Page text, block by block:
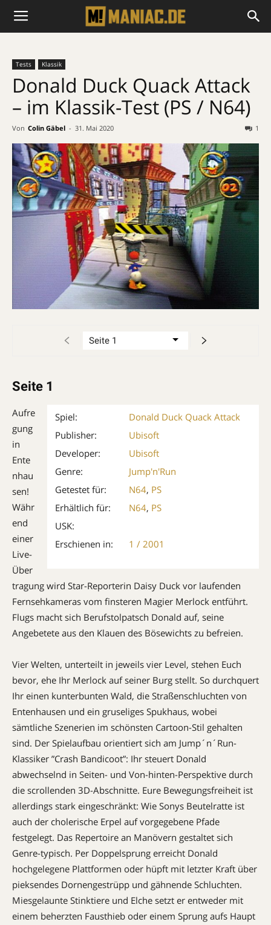
Tests Klassik
Donald Duck Quack Attack
– im Klassik-Test (PS / N64)
Von Colin Gäbel - 31. Mai 2020 1
Seite 1
Spiel:
Donald Duck Quack Attack
Publisher:
Ubisoft
Developer:
Ubisoft
Genre:
Jump'n'Run
Getestet für:
N64, PS
Erhältlich für:
N64, PS
USK:
Erschienen in:
1 / 2001
Aufre
gung
in
Ente
nhau
sen!
Währ
end
einer
Live-
Über
tragung wird Star-Repor­terin Daisy Duck vor laufenden
Fernsehkameras vom finsteren Magier Merlock entführt.
Flugs macht sich Berufs­tol­patsch Donald auf, seine
Angebetete aus den Klauen des Bösewichts zu befreien.
Vier Welten, unterteilt in jeweils vier Level, stehen Euch
bevor, ehe Ihr Mer­lock auf seiner Burg stellt. So durchquert
Ihr einen kunterbunten Wald, die Stra­ßenschluchten von
Entenhausen und ein gruseliges Spukhaus, wobei
sämtliche Szene­rien im schönsten Cartoon-Stil gehalten
sind. Der Spielaufbau orientiert sich am Jump´n´Run-
Klassiker ”Crash Bandi­coot”: Ihr steuert Donald
abwechselnd in Seiten- und Von-hinten-Perspektive durch
die scrollenden 3D-Abschnitte. Eure Be­we­gungs­freiheit ist
allerdings stark eingeschränkt: Wie Sonys Beutelratte ist
auch der cholerische Erpel auf vorgegebene Pfade
festgelegt. Das Reper­toire an Ma­növern gestaltet sich
Genre-typisch. Per Doppel­sprung erreicht Donald
hochgelegene Plattformen oder hüpft mit letzter Kraft über
pieksendes Dornen­gestrüpp und gähnende Schluchten.
Miesgelaunte Stinktiere und Elche setzt er entweder mit
einem beherzten Fausthieb oder einem Sprung aufs Haupt